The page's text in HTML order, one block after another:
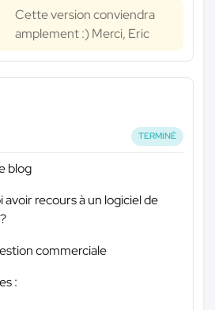
Cette version conviendra
amplement :) Merci, Eric
TERMINÉ
blog
avoir recours à un logiciel de
commerciale
: